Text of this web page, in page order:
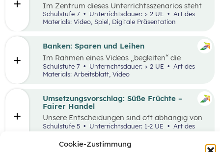
Cookie-Zustimmung
Im Zentrum dieses Unterrichtsszenarios steht
das Planspiel „Nervus Rerum“, welches den
finanziellen Spielraum als Faktor für ein gutes
Zusammenhang zwischen Geld und einem
guten Leben bewerten.
Schulstufe 7 Unterrichtsdauer: > 2 UE
Art des
Materials: Video, Spiel, Digitale Präsentation
Banken: Sparen und Leihen
Im Rahmen eines Videos „begleiten“ die
Schüler:innen eine jugendliche Person bei der
Erledigung alltäglicher Bankgeschäfte und
bekommen so einen ersten Überblick, welche
anschließenden Laufdiktat wird das erworbene
Wissen gefestigt.
Schulstufe 7 Unterrichtsdauer: > 2 UE
Materials: Arbeitsblatt, Video
Umsetzungsvorschlag: Süße Früchte –
Fairer Handel
Unsere Entscheidungen sind oft abhängig von
Entscheidungen, die andere Menschen davor
getroffen haben. Wenn wir zum Beispiel
einkaufen gehen, können wir nur Waren
kaufen, die auch Unternehmen vorher
Schulstufe 5 Unterrichtsdauer: 1-2 UE
Art des
Materials: